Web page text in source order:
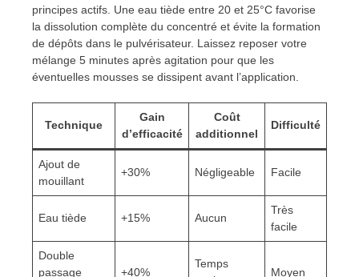
principes actifs. Une eau tiède entre 20 et 25°C favorise
la dissolution complète du concentré et évite la formation
de dépôts dans le pulvérisateur. Laissez reposer votre
mélange 5 minutes après agitation pour que les
éventuelles mousses se dissipent avant l’application.
Technique
Gain
d’efficacité
Coût
additionnel
Difficulté
Ajout de
mouillant
+30% Négligeable Facile
Eau tiède +15% Aucun
Très
facile
Double
passage
+40%
Temps
Moyen